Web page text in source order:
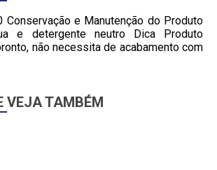
Conservação e Manutenção do Produto
e detergente neutro Dica Produto
não necessita de acabamento com
VEJA TAMBÉM